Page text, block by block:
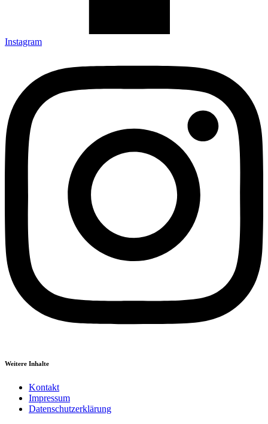
Instagram
Weitere Inhalte
Kontakt
Impressum
Datenschutzerklärung